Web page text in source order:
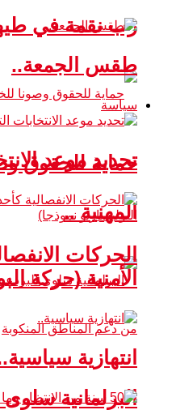
رب نقمة في
حماية للحقوق
المهنية ..
البرلمانية
طقس الجمعة..
سياسة
تحديد موعد
الحركات
الأمنية (حركة
انتهازية